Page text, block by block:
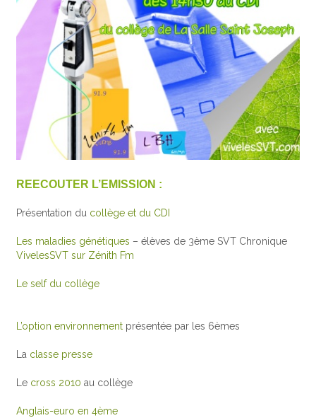
REECOUTER L’EMISSION :
Présentation du collège et du CDI
Les maladies génétiques – élèves de 3ème SVT Chronique
VivelesSVT sur Zénith Fm
Le self du collège
L’option environnement présentée par les 6èmes
La classe presse
Le cross 2010 au collège
Anglais-euro en 4ème